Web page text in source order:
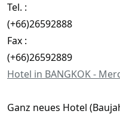
Tel. :
(+66)26592888
Fax :
(+66)26592889
Hotel in BANGKOK -
Ganz neues Hotel